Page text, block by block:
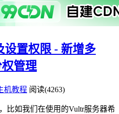
置权限 - 新增多
管理
机教程 阅读(4263)
比如我们在使用的Vultr服务器希